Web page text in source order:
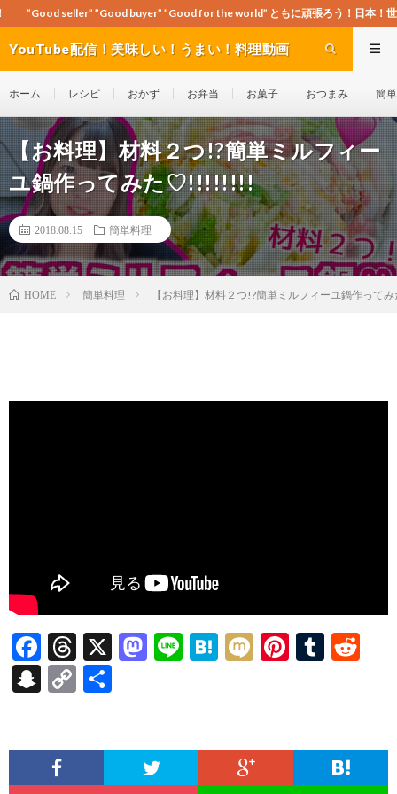
buyer” ”Good for the world” ともに頑張ろう！日本！世界！
YouTube配信！美味しい！うまい！料理動画
ホーム レシピ おかず お弁当 お菓子 おつまみ 簡
【お料理】材料２つ!?簡単ミルフィー
ユ鍋作ってみた♡!!!!!!!!
2018.08.15 簡単料理
HOME 簡単料理 【お料理】材料２つ!?簡単ミルフィーユ鍋作っ
F
ac
e
o
T
hr
ea
X
M
o
Li H
a
M Pi
t
T
r
t
S
pc
C